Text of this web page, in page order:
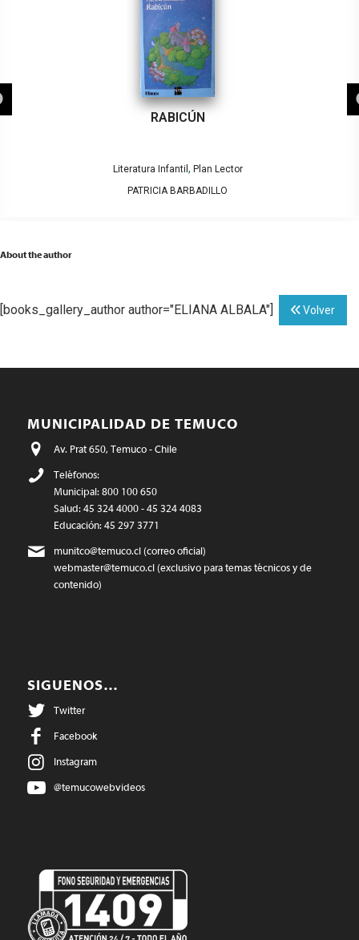
RABICÚN
Literatura Infantil , Plan Lector
PATRICIA BARBADILLO
About the author
[books_gallery_author author="ELIANA ALBALA"] Volver
MUNICIPALIDAD DE TEMUCO
Av. Prat 650, Temuco - Chile
Teléfonos:
Municipal: 800 100 650
Salud: 45 324 4000 - 45 324 4083
Educación: 45 297 3771
munitco@temuco.cl(correo oficial)
webmaster@temuco.cl(exclusivo para temas técnicos y de
contenido)
SIGUENOS…
Twitter
Facebook
Instagram
@temucowebvideos